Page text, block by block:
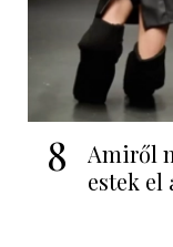
8
Amiről
estek el